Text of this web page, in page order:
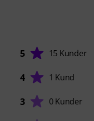
5 15 Kunder
4 1 Kund
3 0 Kunder